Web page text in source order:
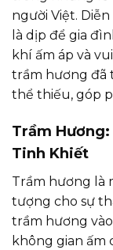
người Việt.
là dịp để gia
khí ấm áp và
trầm hương đã
thể thiếu, góp
Trầm Hương:
Tinh Khiết
Trầm hương là
tượng cho sự
trầm hương
không gian ấm